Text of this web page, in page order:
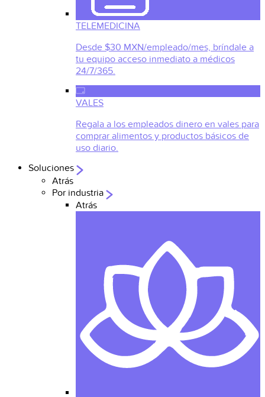
TELEMEDICINA
Desde $30 MXN/empleado/mes, bríndale a
tu equipo acceso inmediato a médicos
24/7/365.
VALES
Regala a los empleados dinero en vales para
comprar alimentos y productos básicos de
uso diario.
Soluciones
Atrás
Por industria
Atrás